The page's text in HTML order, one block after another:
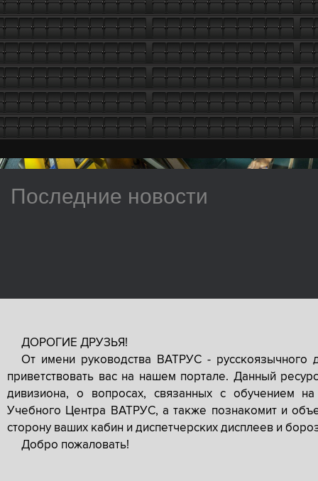
Последние новости
ДОРОГИЕ ДРУЗЬЯ!
От имени руководства ВАТРУС -
приветствовать вас на нашем портале. Данный
дивизиона, о вопросах, связанных с обучением
Учебного Центра ВАТРУС, а также познакомит и
сторону ваших кабин и диспетчерских дисплеев и
Добро пожаловать!